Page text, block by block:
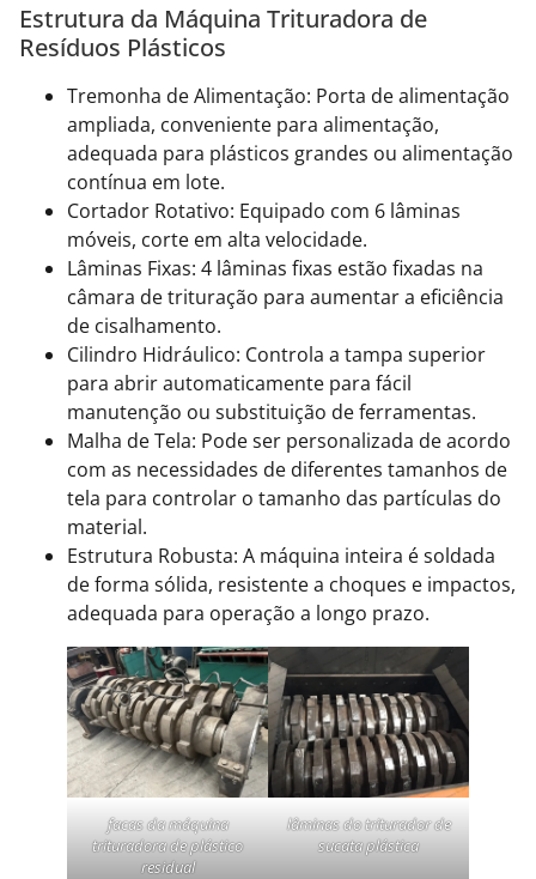
Estrutura da Máquina Trituradora de
Resíduos Plásticos
Tremonha de Alimentação: Porta de alimentação
ampliada, conveniente para alimentação,
adequada para plásticos grandes ou alimentação
contínua em lote.
Cortador Rotativo: Equipado com 6 lâminas
móveis, corte em alta velocidade.
Lâminas Fixas: 4 lâminas fixas estão fixadas na
câmara de trituração para aumentar a eficiência
de cisalhamento.
Cilindro Hidráulico: Controla a tampa superior
para abrir automaticamente para fácil
manutenção ou substituição de ferramentas.
Malha de Tela: Pode ser personalizada de acordo
com as necessidades de diferentes tamanhos de
tela para controlar o tamanho das partículas do
material.
Estrutura Robusta: A máquina inteira é soldada
de forma sólida, resistente a choques e impactos,
adequada para operação a longo prazo.
facas da máquina
trituradora de plástico
residual
lâminas do triturador de
sucata plástica